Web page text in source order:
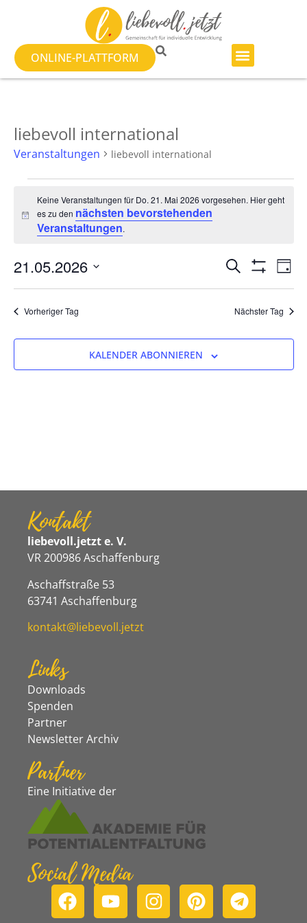
ONLINE-PLATTFORM
liebevoll international
Veranstaltungen liebevoll international
Hinweis
Keine Veranstaltungen für Do. 21. Mai 2026 vorgesehen. Hier geht
es zu den nächsten bevorstehenden
Veranstaltungen.
Suche
und
SUCHE TAG
21.05.2026
wählen.
Vorheriger Tag Nächster Tag
KALENDER ABONNIEREN
Kontakt
liebevoll.jetzt e. V.
VR 200986 Aschaffenburg
Aschaffstraße 53
63741 Aschaffenburg
kontakt@liebevoll.jetzt
Links
Downloads
Spenden
Partner
Newsletter Archiv
Partner
Eine Initiative der
Social Media